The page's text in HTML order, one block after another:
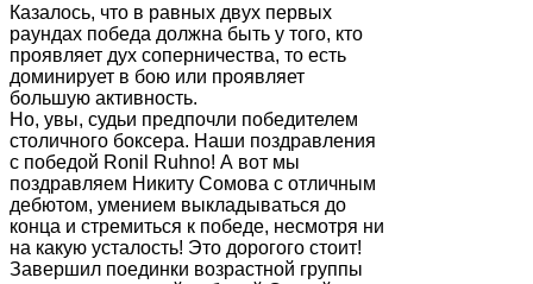
Казалось, что в равных двух первых
раундах победа должна быть у того, кто
проявляет дух соперничества, то есть
доминирует в бою или проявляет
большую активность.
Но, увы, судьи предпочли победителем
столичного боксера. Наши поздравления
с победой Ronil Ruhno! А вот мы
поздравляем Никиту Сомова с отличным
дебютом, умением выкладываться до
конца и стремиться к победе, несмотря ни
на какую усталость! Это дорогого стоит!
Завершил поединки возрастной группы